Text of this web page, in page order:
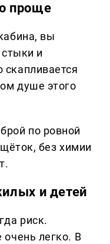
проще
вы
стыки и
душе этого
по ровной
без химии
и детей
риск.
очень легко. В